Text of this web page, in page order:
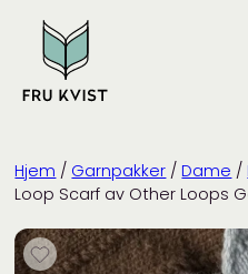
content
Hjem / Garnpakker / Dame /
Loop Scarf av Other Loops